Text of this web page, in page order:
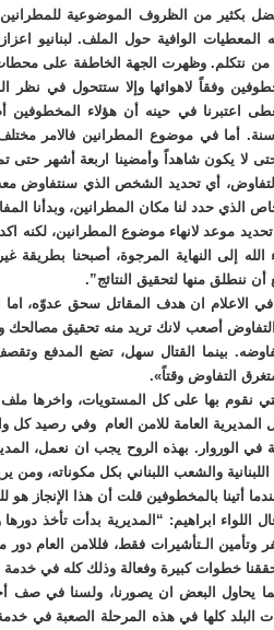
بكثير من الظروف الموضوعية
المعطيات الوافية حول الملف. لبنانيو
نتكلم. وظهرت الجهة الخاطفة على محطات
وفقاً لاهوائها وإلا ستتحول في نظر
اعتبرنا في حينه أن هؤلاء المخطوفين
أما في موضوع المطرانين فالامر
لا يكون شاهداً وأمضينا اربعة أشهر حتى
أي تحديد الشخص الذي سنتفاوض معه
الذي حدد لنا مكان المطرانين، وبدأنا
تحديد موعد لانهاء موضوع المطرانين، لكنه
إلى النهاية المرجوة، أصبحنا
ننطلق منها لتحقيق النتائج”.
الاعلام ان هدف المقاتل سحق عدوّه، اما
أصعب لانك تريد منه تحقيق مصالحك
بينما القتال سهل، تضع المدفع
التفاوض وقتاً».
نقوم بها على كل المستويات، واخرها
العامة للامن العام وفي رصيد كل
في الوروار. بهذه الروح يجب ان نعمل،
والشعب اللبناني بكل مكوناته، ومن
أتينا بالمخطوفين قلت أن هذا الإنجاز هو
اللواء ابراهيم: “المديرية بدأت تأخذ دورها
الـتأشيرات فقط، فللامن العام
خطوات كبيرة وفعالة وذلك كله في خدمة
يحاول البعض ان يصورنا، ولسنا في صف
كلها في هذه المرحلة الصعبة في